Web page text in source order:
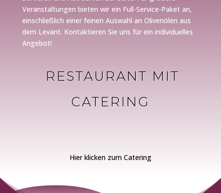
Veranstaltungen bieten wir ein Full-Service-Paket an,
einschließlich einer feinen Auswahl an Olivenölen aus
dem Levant. Kontaktieren Sie uns für ein individuelles
Angebot!
RESTAURANT MIT
CATERING
Hier klicken zum Catering